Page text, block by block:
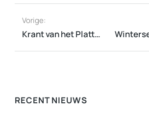
Vorige:
Krant van het Platteland #4
RECENT NIEUWS